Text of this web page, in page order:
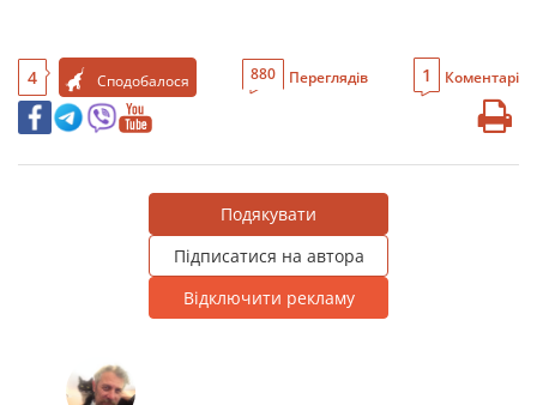
4 Сподобалося 880 Переглядів 1 Коментарі
Подякувати
Підписатися на автора
Відключити рекламу